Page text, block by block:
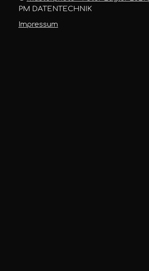
PM DATENTECHNIK
Impressum